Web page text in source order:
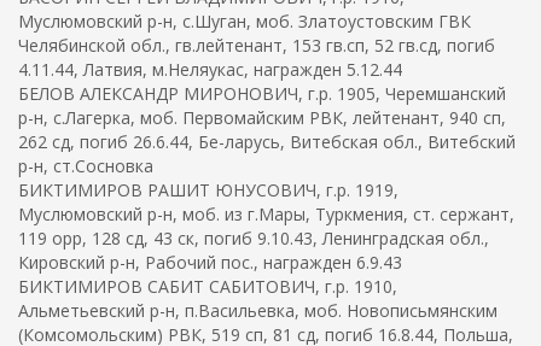
Муслюмовский р-н, с.Шуган, моб. Златоустовским ГВК
Челябинской обл., гв.лейтенант, 153 гв.сп, 52 гв.сд, погиб
4.11.44, Латвия, м.Неляукас, награжден 5.12.44
БЕЛОВ АЛЕКСАНДР МИРОНОВИЧ, г.р. 1905, Черемшанский
р-н, с.Лагерка, моб. Первомайским РВК, лейтенант, 940 сп,
262 сд, погиб 26.6.44, Бе-ларусь, Витебская обл., Витебский
р-н, ст.Сосновка
БИКТИМИРОВ РАШИТ ЮНУСОВИЧ, г.р. 1919,
Муслюмовский р-н, моб. из г.Мары, Туркмения, ст. сержант,
119 орр, 128 сд, 43 ск, погиб 9.10.43, Ленинградская обл.,
Кировский р-н, Рабочий пос., награжден 6.9.43
БИКТИМИРОВ САБИТ САБИТОВИЧ, г.р. 1910,
Альметьевский р-н, п.Васильевка, моб. Новописьмянским
(Комсомольским) РВК, 519 сп, 81 сд, погиб 16.8.44, Польша,